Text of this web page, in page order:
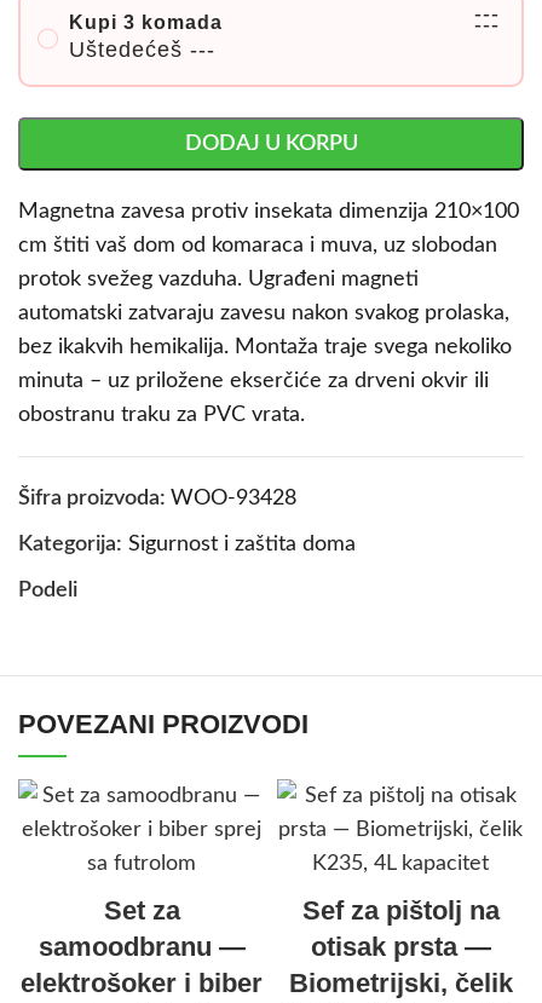
Kupi 3 komada
Uštedećeš ---
---
---
DODAJ U KORPU
Magnetna zavesa protiv insekata dimenzija 210×100
cm štiti vaš dom od komaraca i muva, uz slobodan
protok svežeg vazduha. Ugrađeni magneti
automatski zatvaraju zavesu nakon svakog prolaska,
bez ikakvih hemikalija. Montaža traje svega nekoliko
minuta – uz priložene ekserčiće za drveni okvir ili
obostranu traku za PVC vrata.
Šifra proizvoda: WOO-93428
Kategorija: Sigurnost i zaštita doma
Podeli
POVEZANI PROIZVODI
Set za
samoodbranu —
elektrošoker i biber
Sef za pištolj na
otisak prsta —
Biometrijski, čelik